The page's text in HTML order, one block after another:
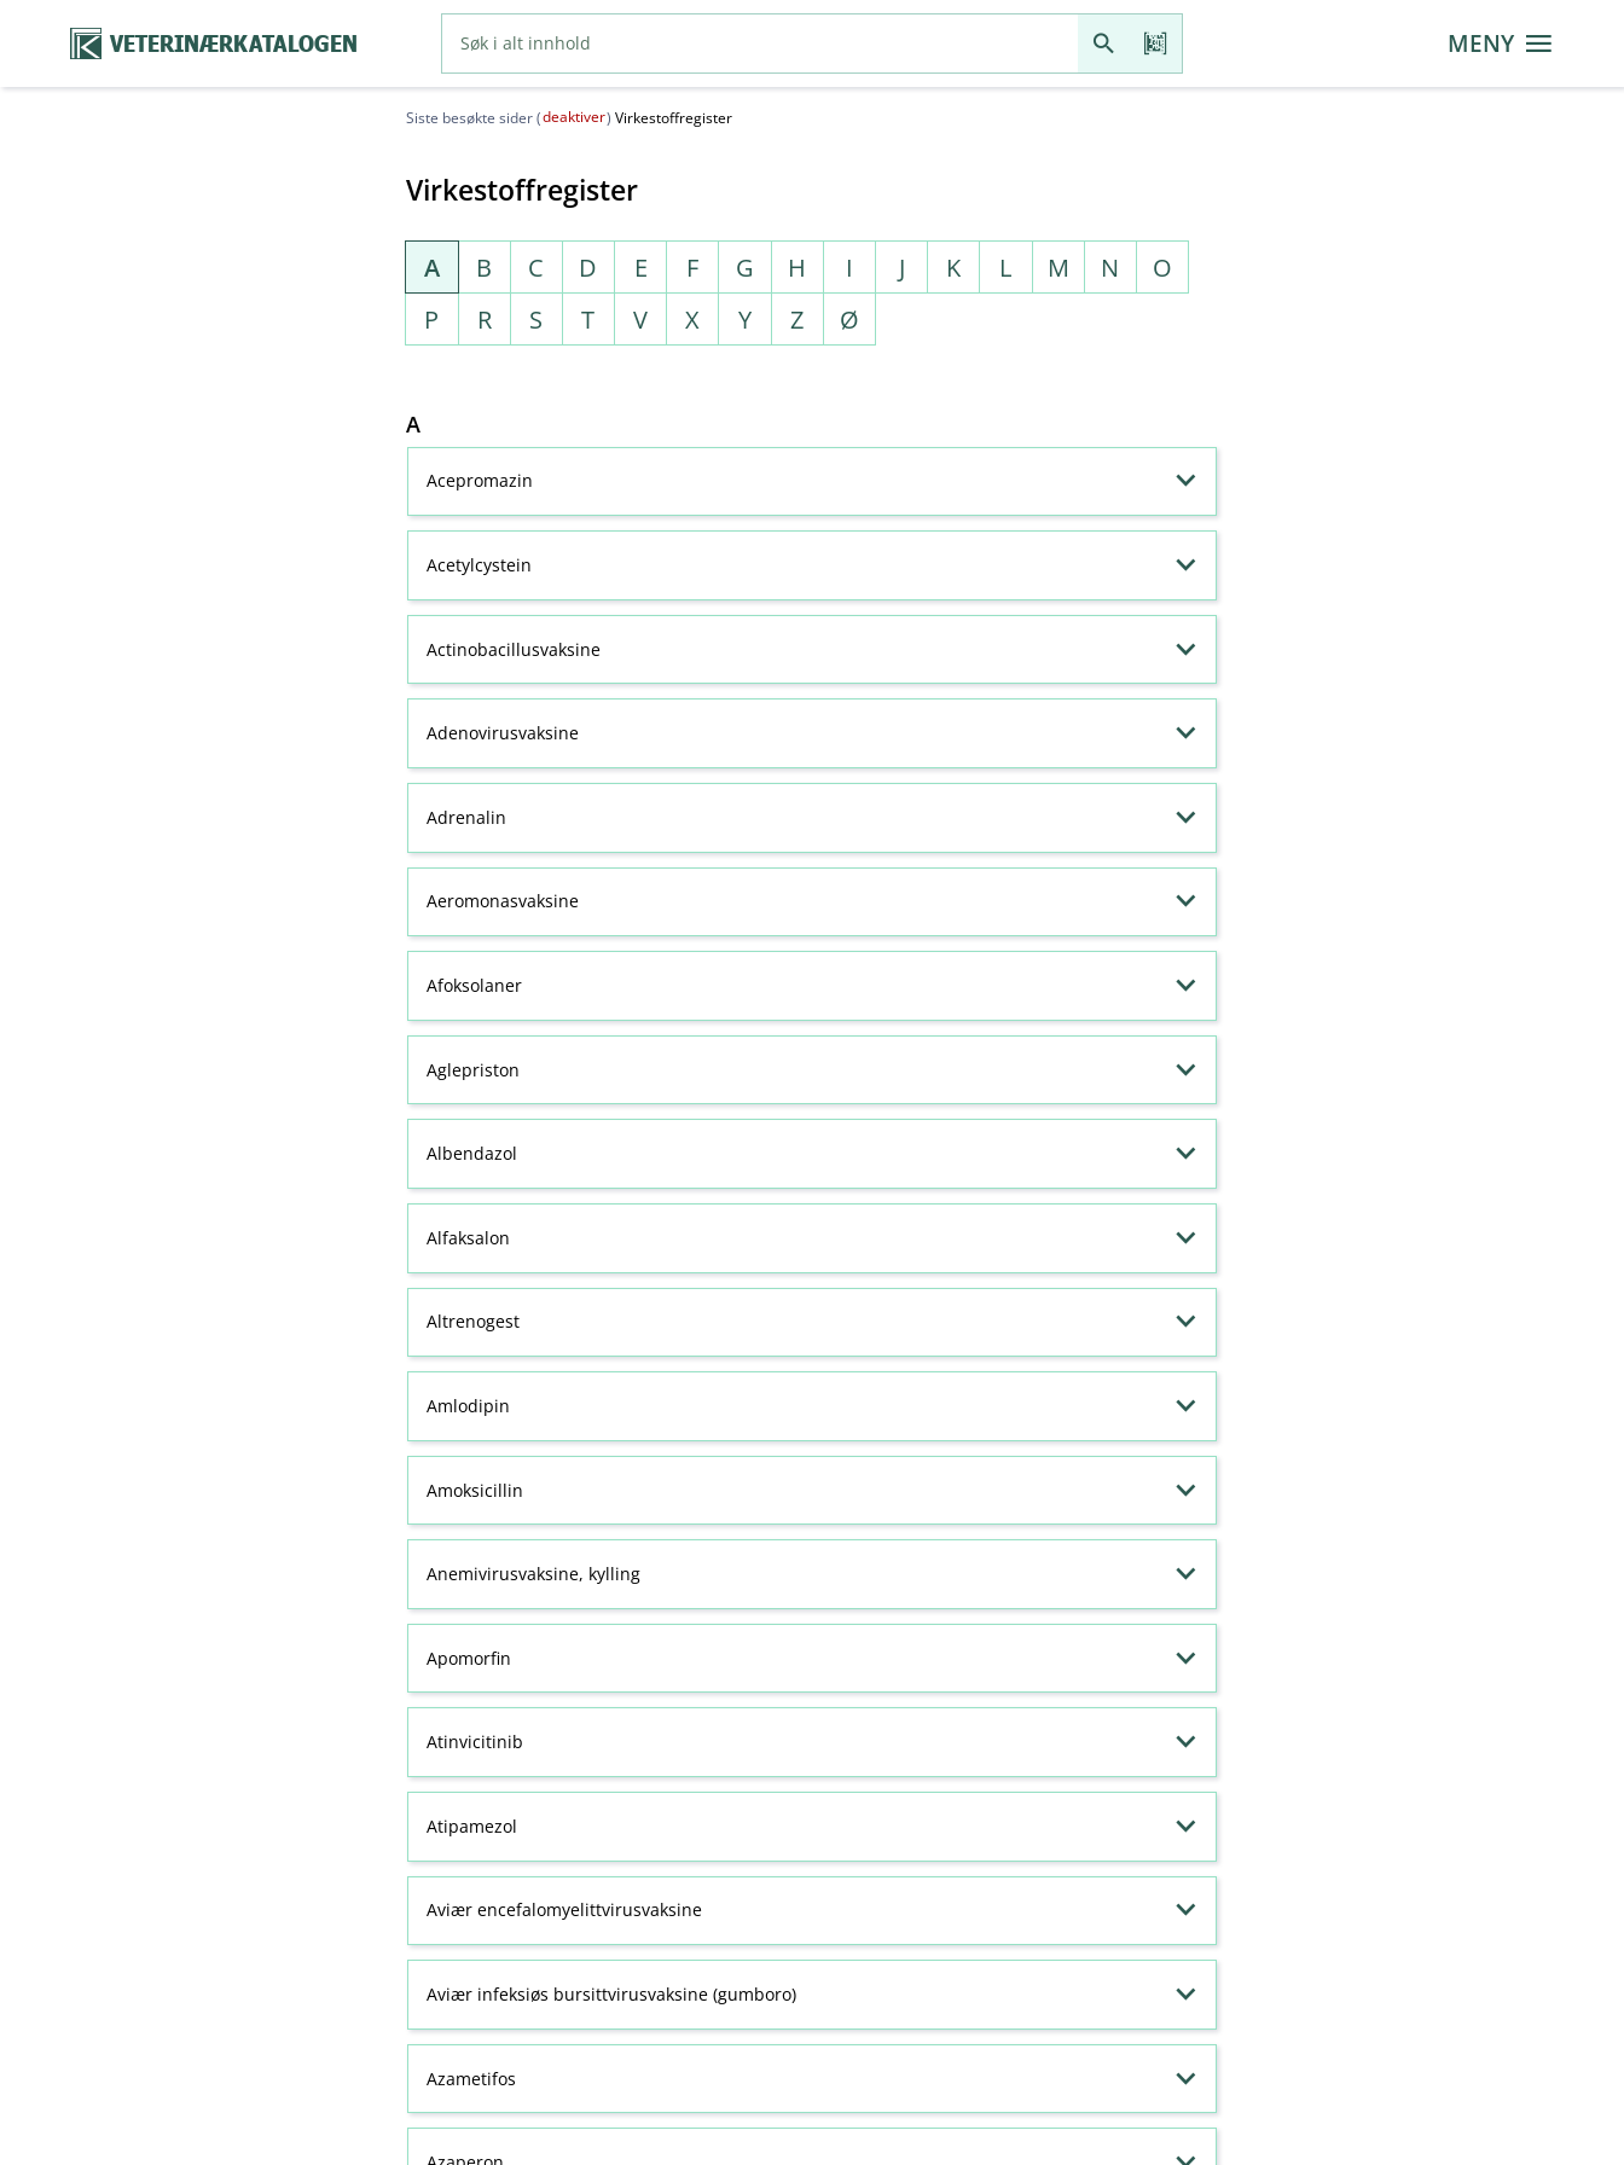
VETERINÆRKATALOGEN MENY
Siste besøkte sider (deaktiver) Virkestoffregister
Virkestoffregister
A B C D E F G H I J K L M N
O
P
R S T V X Y Z Ø
A
Acepromazin
Acetylcystein
Actinobacillusvaksine
Adenovirusvaksine
Adrenalin
Aeromonasvaksine
Afoksolaner
Aglepriston
Albendazol
Alfaksalon
Altrenogest
Amlodipin
Amoksicillin
Anemivirusvaksine, kylling
Apomorfin
Atinvicitinib
Atipamezol
Aviær encefalomyelittvirusvaksine
Aviær infeksiøs bursittvirusvaksine (gumboro)
Azametifos